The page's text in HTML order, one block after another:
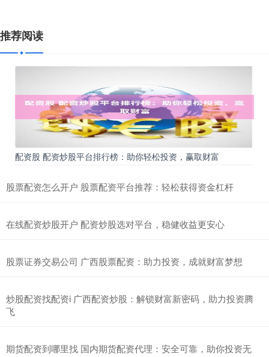
推荐阅读
配资股 配资炒股平台排行榜：助你轻松投资，赢取财富
股票配资怎么开户 股票配资平台推荐：轻松获得资金杠杆
在线配资炒股开户 配资炒股选对平台，稳健收益更安心
股票证券交易公司 广西股票配资：助力投资，成就财富梦想
炒股配资找配资i 广西配资炒股：解锁财富新密码，助力投资腾
飞
期货配资到哪里找 国内期货配资代理：安全可靠，助你投资无